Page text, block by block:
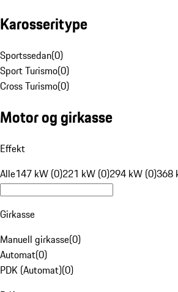
Karosseritype
Sportssedan(0)
Sport Turismo(0)
Cross Turismo(0)
Motor og girkasse
Effekt
Alle147 kW (0)221 kW (0)294 kW (0)368
Girkasse
Manuell girkasse(0)
Automat(0)
PDK (Automat)(0)